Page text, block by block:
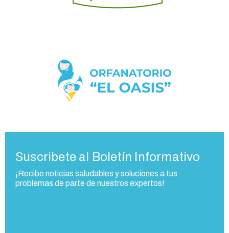
Suscribete al Boletín Informativo
¡Recibe noticias saludables y soluciones a tus
problemas de parte de nuestros expertos!